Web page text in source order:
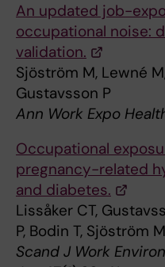
An updated job-
occupational noise:
validation.
Sjöström M, Lewné
Gustavsson P
Ann Work Expo
Occupational
pregnancy-related
and diabetes.
Lissåker CT,
P, Bodin T, Sjöström
Scand J Work